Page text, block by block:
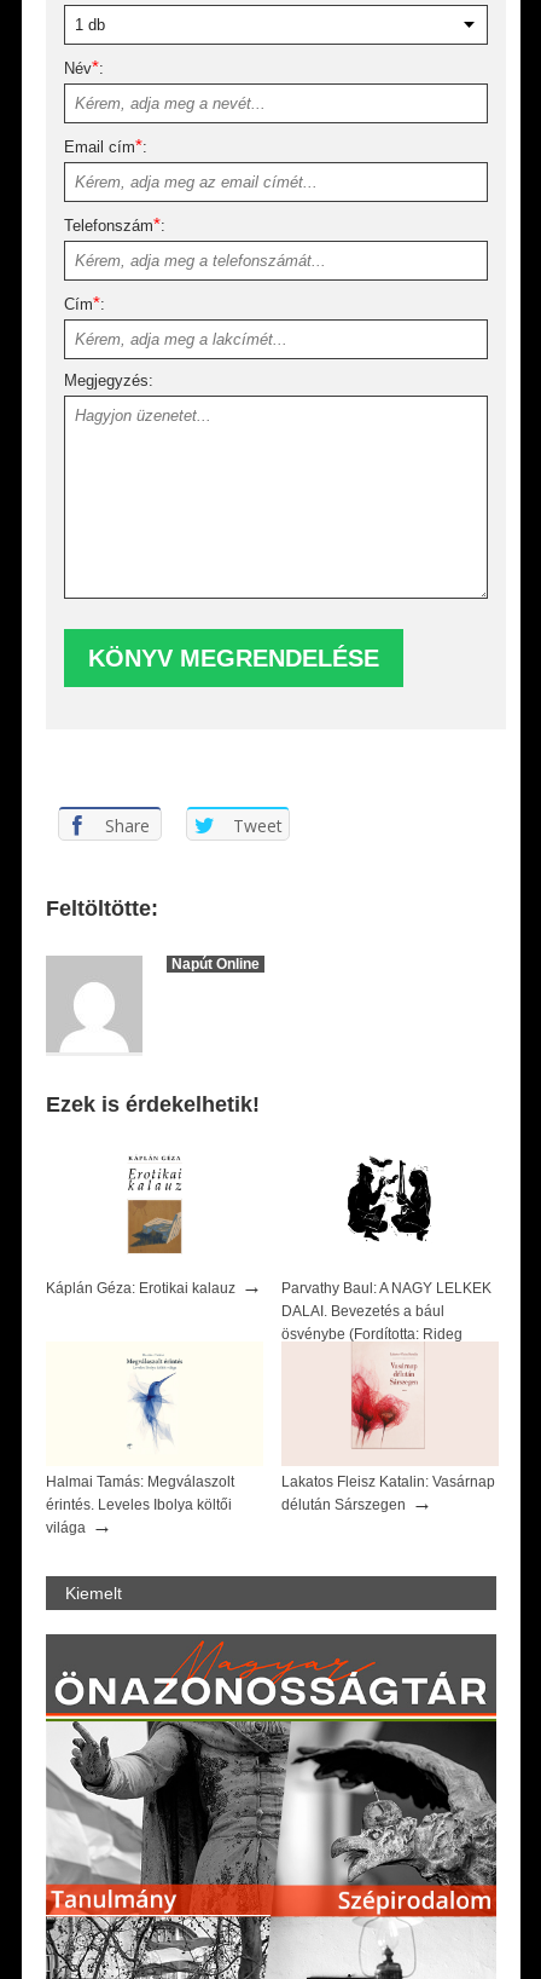
Név*:
Email cím*:
Telefonszám*:
Cím*:
Megjegyzés:
Share Tweet
Feltöltötte:
Napút Online
Ezek is érdekelhetik!
Káplán Géza: Erotikai kalauz→
Parvathy Baul: A NAGY LELKEK
DALAI. Bevezetés a bául
ösvénybe (Fordította: Rideg
Halmai Tamás: Megválaszolt
érintés. Leveles Ibolya költői
világa
→
Lakatos Fleisz Katalin: Vasárnap
délután Sárszegen
→
Kiemelt